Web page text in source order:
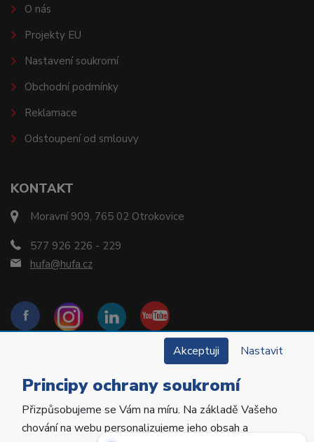
KONTAKT
Moravní 909, 765 02 Otrokovice
577 926 226 - 229
hufa@hufa.cz
O nás
Projekty EU
Nastavení soukromí
Obchodní podmínky
Reklamace
Odstoupení od smlouvy
Copyright © 2022 Hu-Fa Dental a.s. Všechna práva
vyhrazena.
Akceptuji Nastavit
Principy ochrany soukromí
Přizpůsobujeme se Vám na míru. Na základě Vašeho
chování na webu personalizujeme jeho obsah a
Potřebujete poradit?Zeptejte se našeho